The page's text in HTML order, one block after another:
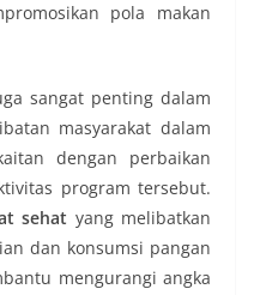
pola makan
sangat penting dalam
masyarakat dalam
dengan perbaikan
program tersebut.
sehat yang melibatkan
dan konsumsi pangan
mengurangi angka